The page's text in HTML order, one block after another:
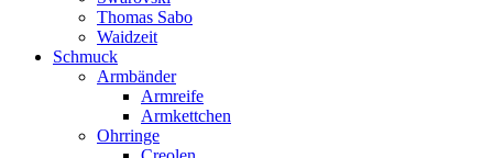
Thomas Sabo
Waidzeit
Schmuck
Armbänder
Armreife
Armkettchen
Ohrringe